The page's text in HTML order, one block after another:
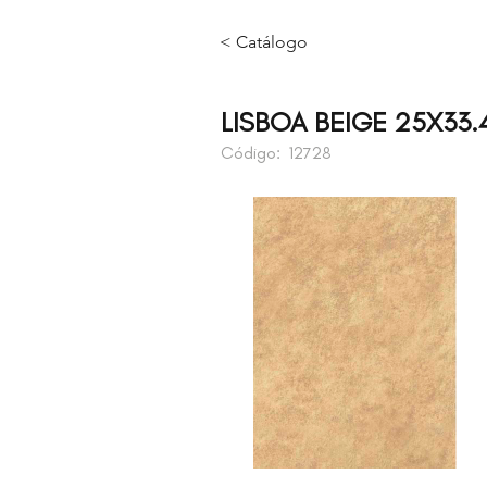
< Catálogo
LISBOA BEIGE
12728
Código: